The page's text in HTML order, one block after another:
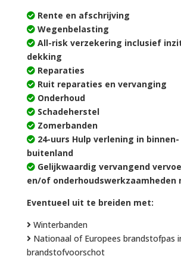
Rente en afschrijving
Wegenbelasting
All-risk verzekering inclusief
dekking
Reparaties
Ruit reparaties en vervanging
Onderhoud
Schadeherstel
Zomerbanden
24-uurs Hulp verlening in binnen-
buitenland
Gelijkwaardig vervangend
en/of onderhoudswerkzaamheden
Eventueel uit te breiden met:
Winterbanden
Nationaal of Europees brandstofpas
brandstofvoorschot